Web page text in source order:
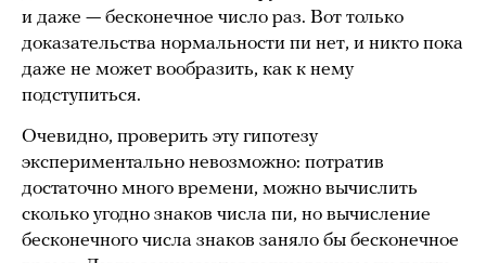
и даже — бесконечное число раз. Вот только
доказательства нормальности пи нет, и никто пока
даже не может вообразить, как к нему
подступиться.
Очевидно, проверить эту гипотезу
экспериментально невозможно: потратив
достаточно много времени, можно вычислить
сколько угодно знаков числа пи, но вычисление
бесконечного числа знаков заняло бы бесконечное